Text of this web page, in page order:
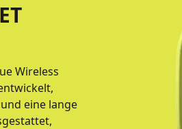
Wireless
eine lange